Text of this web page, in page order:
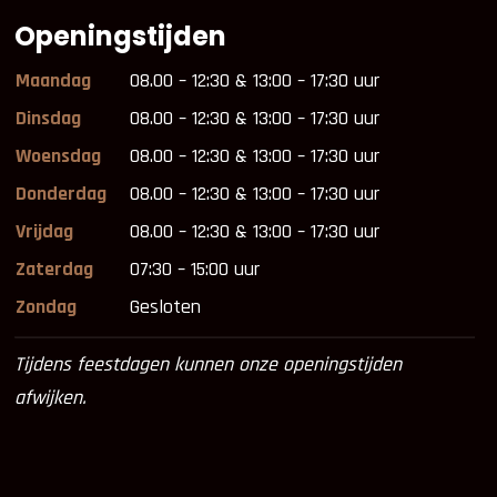
Openingstijden
Maandag
08.00 – 12:30 & 13:00 – 17:30 uur
Dinsdag
08.00 – 12:30 & 13:00 – 17:30 uur
Woensdag
08.00 – 12:30 & 13:00 – 17:30 uur
Donderdag
08.00 – 12:30 & 13:00 – 17:30 uur
Vrijdag
08.00 – 12:30 & 13:00 – 17:30 uur
Zaterdag
07:30 – 15:00 uur
Zondag
Gesloten
Tijdens feestdagen kunnen onze openingstijden
afwijken.